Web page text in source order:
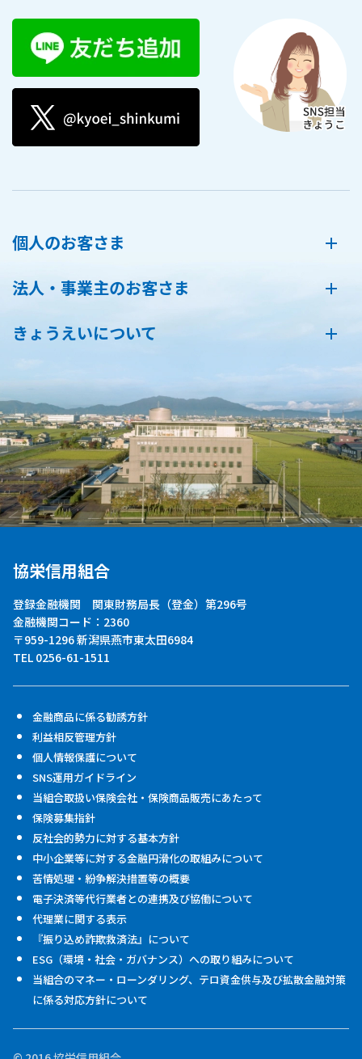
個人のお客さま
法人・事業主のお客さま
きょうえいについて
協栄信用組合
登録金融機関 関東財務局長（登金）第296号
金融機関コード：2360
〒959-1296 新潟県燕市東太田6984
TEL 0256-61-1511
金融商品に係る勧誘方針
利益相反管理方針
個人情報保護について
SNS運用ガイドライン
当組合取扱い保険会社・保険商品販売にあたって
保険募集指針
反社会的勢力に対する基本方針
中小企業等に対する金融円滑化の取組みについて
苦情処理・紛争解決措置等の概要
電子決済等代行業者との連携及び協働について
代理業に関する表示
『振り込め詐欺救済法』について
ESG（環境・社会・ガバナンス）への取り組みについて
当組合のマネー・ローンダリング、テロ資金供与及び拡散金融対策
に係る対応方針について